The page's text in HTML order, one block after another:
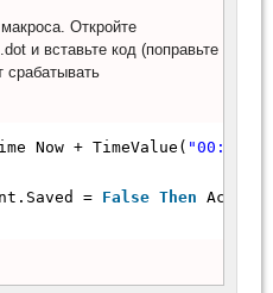
Откройте
и вставьте код (поправьте
срабатывать
Now + TimeValue(
= False Then